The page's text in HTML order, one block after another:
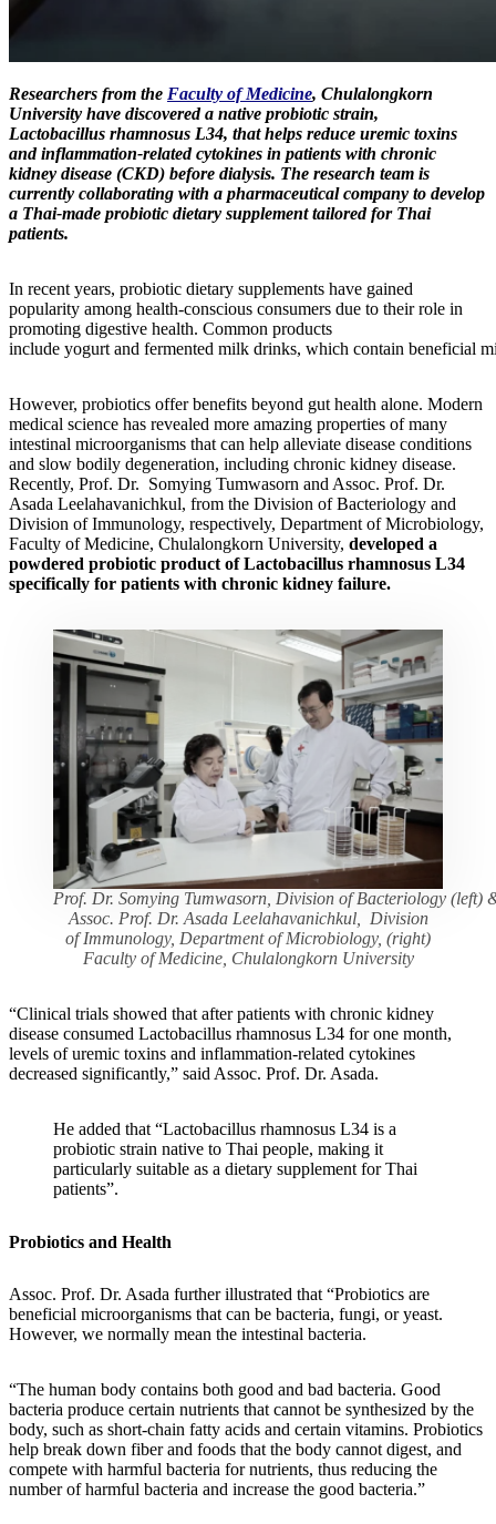
Researchers from the Faculty of Medicine, Chulalongkorn
University have discovered a native probiotic strain,
Lactobacillus rhamnosus L34, that helps reduce uremic toxins
and inflammation-related cytokines in patients with chronic
kidney disease (CKD) before dialysis. The research team is
currently collaborating with a pharmaceutical company to develop
a Thai-made probiotic dietary supplement tailored for Thai
patients.
In recent years, probiotic dietary supplements have gained
popularity among health-conscious consumers due to their role in
promoting digestive health. Common products
include yogurt and fermented milk drinks, which contain beneficial
However, probiotics offer benefits beyond gut health alone. Modern
medical science has revealed more amazing properties of many
intestinal microorganisms that can help alleviate disease conditions
and slow bodily degeneration, including chronic kidney disease.
Recently, Prof. Dr. Somying Tumwasorn and Assoc. Prof. Dr.
Asada Leelahavanichkul, from the Division of Bacteriology and
Division of Immunology, respectively, Department of Microbiology,
Faculty of Medicine, Chulalongkorn University, developed a
powdered probiotic product of Lactobacillus rhamnosus L34
specifically for patients with chronic kidney failure.
Prof. Dr. Somying Tumwasorn, Division of Bacteriology (left)
Assoc. Prof. Dr. Asada Leelahavanichkul, Division
of Immunology, Department of Microbiology, (right)
Faculty of Medicine, Chulalongkorn University
“Clinical trials showed that after patients with chronic kidney
disease consumed Lactobacillus rhamnosus L34 for one month,
levels of uremic toxins and inflammation-related cytokines
decreased significantly,” said Assoc. Prof. Dr. Asada.
He added that “Lactobacillus rhamnosus L34 is a
probiotic strain native to Thai people, making it
particularly suitable as a dietary supplement for Thai
patients”.
Probiotics and Health
Assoc. Prof. Dr. Asada further illustrated that “Probiotics are
beneficial microorganisms that can be bacteria, fungi, or yeast.
However, we normally mean the intestinal bacteria.
“The human body contains both good and bad bacteria. Good
bacteria produce certain nutrients that cannot be synthesized by the
body, such as short-chain fatty acids and certain vitamins. Probiotics
help break down fiber and foods that the body cannot digest, and
compete with harmful bacteria for nutrients, thus reducing the
number of harmful bacteria and increase the good bacteria.”